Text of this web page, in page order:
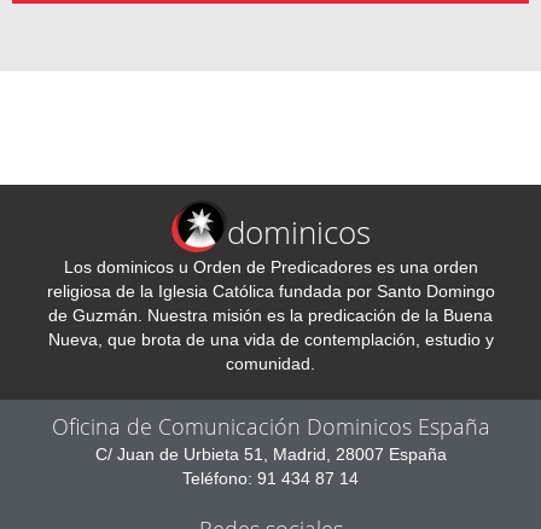
dominicos
Los dominicos u Orden de Predicadores es una orden
religiosa de la Iglesia Católica fundada por Santo Domingo
de Guzmán. Nuestra misión es la predicación de la Buena
Nueva, que brota de una vida de contemplación, estudio y
comunidad.
Oficina de Comunicación Dominicos España
C/ Juan de Urbieta 51, Madrid, 28007 España
Teléfono: 91 434 87 14